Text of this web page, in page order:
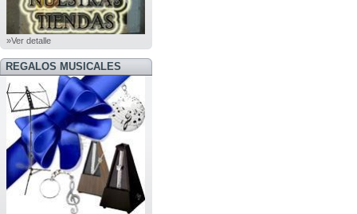
»Ver detalle
REGALOS MUSICALES